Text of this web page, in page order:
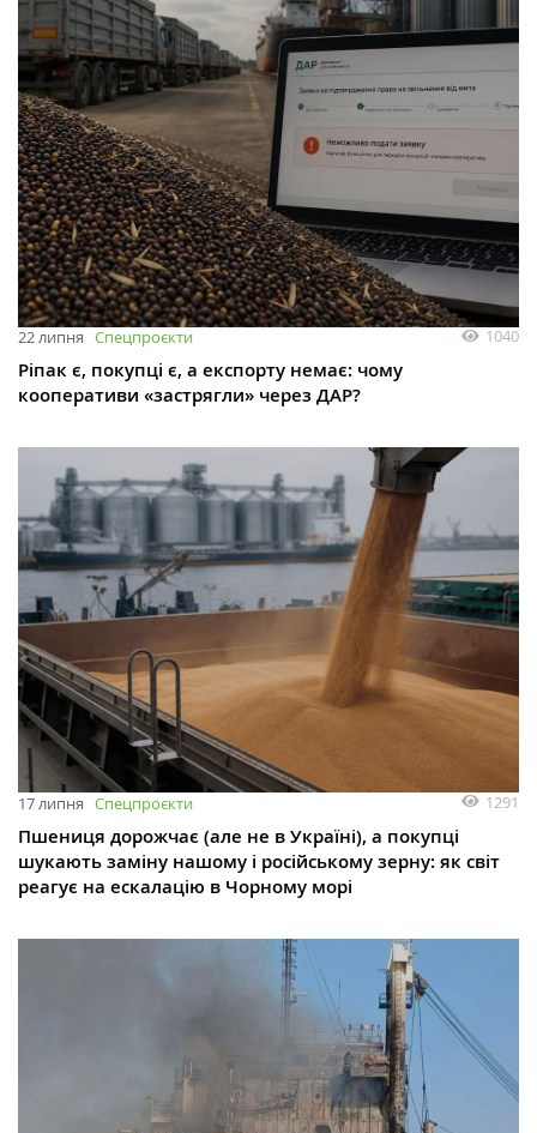
22 липня Спецпроєкти 1040
Ріпак є, покупці є, а експорту немає: чому
кооперативи «застрягли» через ДАР?
17 липня Спецпроєкти 1291
Пшениця дорожчає (але не в Україні), а покупці
шукають заміну нашому і російському зерну: як світ
реагує на ескалацію в Чорному морі